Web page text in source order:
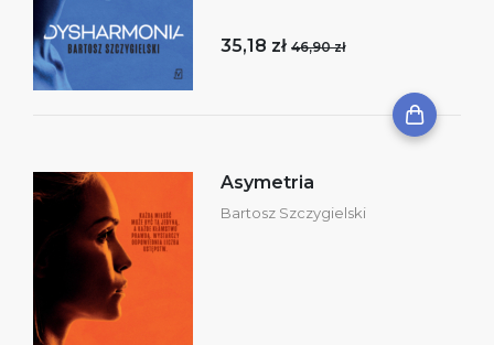
35,18 zł 46,90 zł
Asymetria
Bartosz Szczygielski